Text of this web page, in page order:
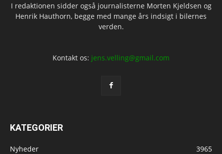
I redaktionen sidder også journalisterne Morten Kjeldsen og
Henrik Hauthorn, begge med mange års indsigt i bilernes
verden.
Kontakt os: jens.velling@gmail.com
KATEGORIER
Nyheder
3965